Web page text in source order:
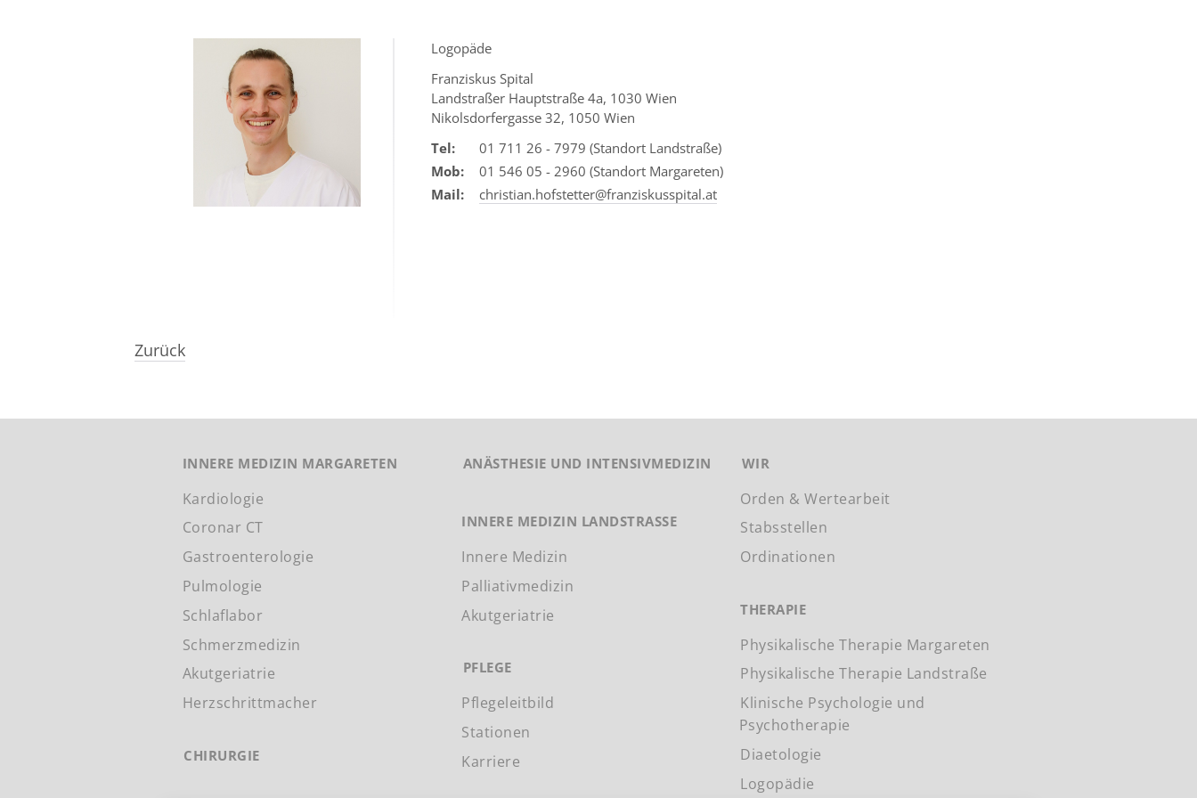
Logopäde
Franziskus Spital
Landstraßer Hauptstraße 4a, 1030 Wien
Nikolsdorfergasse 32, 1050 Wien
Tel:
01 711 26 - 7979 (Standort Landstraße)
Mob:
01 546 05 - 2960 (Standort Margareten)
Mail:
christian.hofstetter@franziskusspital.at
Zurück
INNERE MEDIZIN MARGARETEN
Kardiologie
Coronar CT
Gastroenterologie
Pulmologie
Schlaflabor
Schmerzmedizin
Akutgeriatrie
Herzschrittmacher
CHIRURGIE
ANÄSTHESIE UND INTENSIVMEDIZIN
INNERE MEDIZIN LANDSTRASSE
Innere Medizin
Palliativmedizin
Akutgeriatrie
PFLEGE
Pflegeleitbild
Stationen
Karriere
WIR
Orden & Wertearbeit
Stabsstellen
Ordinationen
THERAPIE
Physikalische Therapie Margareten
Physikalische Therapie Landstraße
Klinische Psychologie und
Psychotherapie
Diaetologie
Logopädie